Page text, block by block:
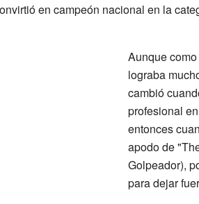
en campeón nacional en la
Aunque
lograba
cambió
profesional
entonces
apodo de
Golpeador),
para dejar